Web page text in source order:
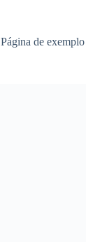
Página de exemplo